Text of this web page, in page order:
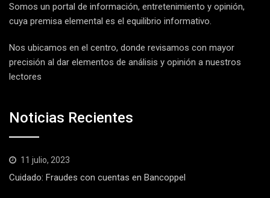
Somos un portal de información, entretenimiento y opinión,
cuya premisa elemental es el equilibrio informativo.
Nos ubicamos en el centro, donde revisamos con mayor
precisión al dar elementos de análisis y opinión a nuestros
lectores
Noticias Recientes
11 julio, 2023
Cuidado: Fraudes con cuentas en Bancoppel